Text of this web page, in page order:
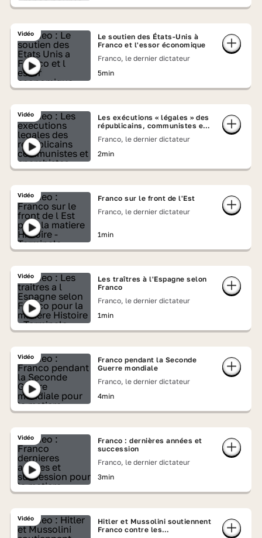
Vidéo
Le soutien des États-Unis à
Franco et l'essor économique
Franco, le dernier dictateur
5min
Vidéo
Les exécutions « légales » des
républicains, communistes et
Franco, le dernier dictateur
2min
Vidéo
Franco sur le front de l'Est
Franco, le dernier dictateur
1min
Vidéo
Les traîtres à l'Espagne selon
Franco
Franco, le dernier dictateur
1min
Vidéo
Franco pendant la Seconde
Guerre mondiale
Franco, le dernier dictateur
4min
Vidéo
Franco : dernières années et
succession
Franco, le dernier dictateur
3min
Vidéo
Hitler et Mussolini soutiennent
Franco contre les